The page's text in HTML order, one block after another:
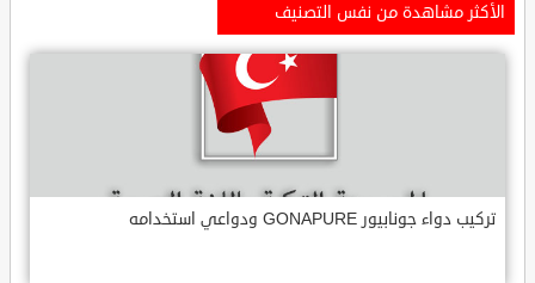
الأكثر مشاهدة من نفس التصنيف
تركيب دواء جونابيور GONAPURE ودواعي استخدامه